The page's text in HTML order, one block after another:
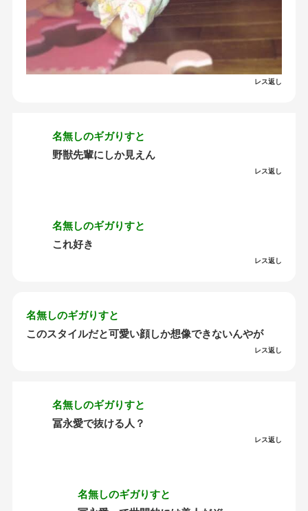
レス返し
名無しのギガりすと
野獣先輩にしか見えん
レス返し
名無しのギガりすと
これ好き
レス返し
名無しのギガりすと
このスタイルだと可愛い顔しか想像できないんやが
レス返し
名無しのギガりすと
冨永愛で抜ける人？
レス返し
名無しのギガりすと